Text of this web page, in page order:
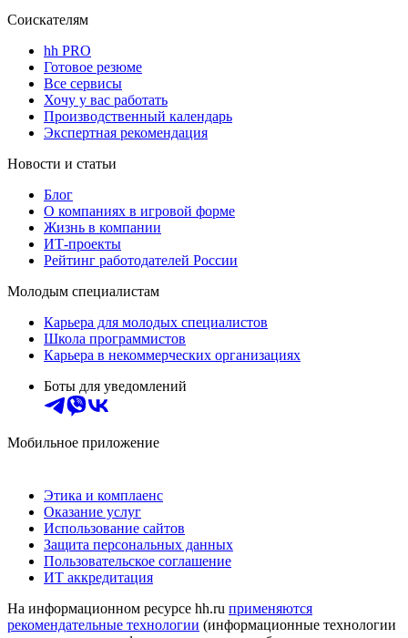
Соискателям
hh PRO
Готовое резюме
Все сервисы
Хочу у вас работать
Производственный календарь
Экспертная рекомендация
Новости и статьи
Блог
О компаниях в игровой форме
Жизнь в компании
ИТ-проекты
Рейтинг работодателей России
Молодым специалистам
Карьера для молодых специалистов
Школа программистов
Карьера в некоммерческих организациях
Боты для уведомлений
Мобильное приложение
Этика и комплаенс
Оказание услуг
Использование сайтов
Защита персональных данных
Пользовательское соглашение
ИТ аккредитация
На информационном ресурсе hh.ru применяются
рекомендательные технологии (информационные технологии